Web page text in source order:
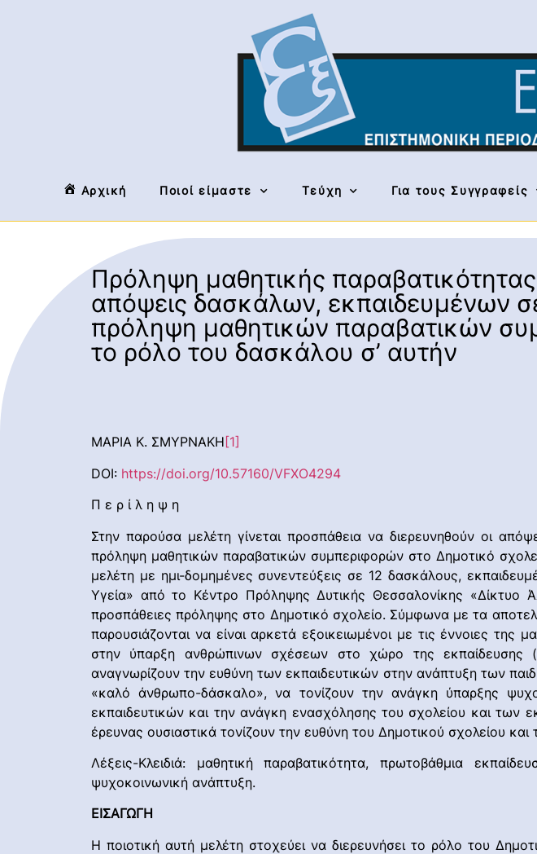
Αρχική Ποιοί είμαστε Τεύχη Για τους Συγγραφείς
Πρόληψη μαθητικής
απόψεις δασκάλων, εκπαιδευμένων
πρόληψη μαθητικών παραβατικών
το ρόλο του δασκάλου σ’ αυτήν
ΜΑΡΙΑ Κ. ΣΜΥΡΝΑΚΗ [1]
DOI: https://doi.org/10.57160/VFXO4294
Π ε ρ ί λ η ψ η
Στην παρούσα μελέτη γίνεται προσπάθεια να διερευνηθούν οι
πρόληψη μαθητικών παραβατικών συμπεριφορών στο Δημοτικό
μελέτη με ημι-δομημένες συνεντεύξεις σε 12 δασκάλους,
Υγεία» από το Κέντρο Πρόληψης Δυτικής Θεσσαλονίκης «Δίκτυο
προσπάθειες πρόληψης στο Δημοτικό σχολείο. Σύμφωνα με τα
παρουσιάζονται να είναι αρκετά εξοικειωμένοι με τις έννοιες της
στην ύπαρξη ανθρώπινων σχέσεων στο χώρο της
αναγνωρίζουν την ευθύνη των εκπαιδευτικών στην ανάπτυξη των
«καλό άνθρωπο-δάσκαλο», να τονίζουν την ανάγκη ύπαρξης
εκπαιδευτικών και την ανάγκη ενασχόλησης του σχολείου και των
έρευνας ουσιαστικά τονίζουν την ευθύνη του Δημοτικού σχολείου
Λέξεις-Κλειδιά: μαθητική παραβατικότητα, πρωτοβάθμια
ψυχοκοινωνική ανάπτυξη.
ΕΙΣΑΓΩΓΗ
Η ποιοτική αυτή μελέτη στοχεύει να διερευνήσει το ρόλο του